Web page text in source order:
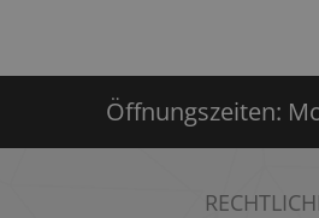
Öffnungszeiten: